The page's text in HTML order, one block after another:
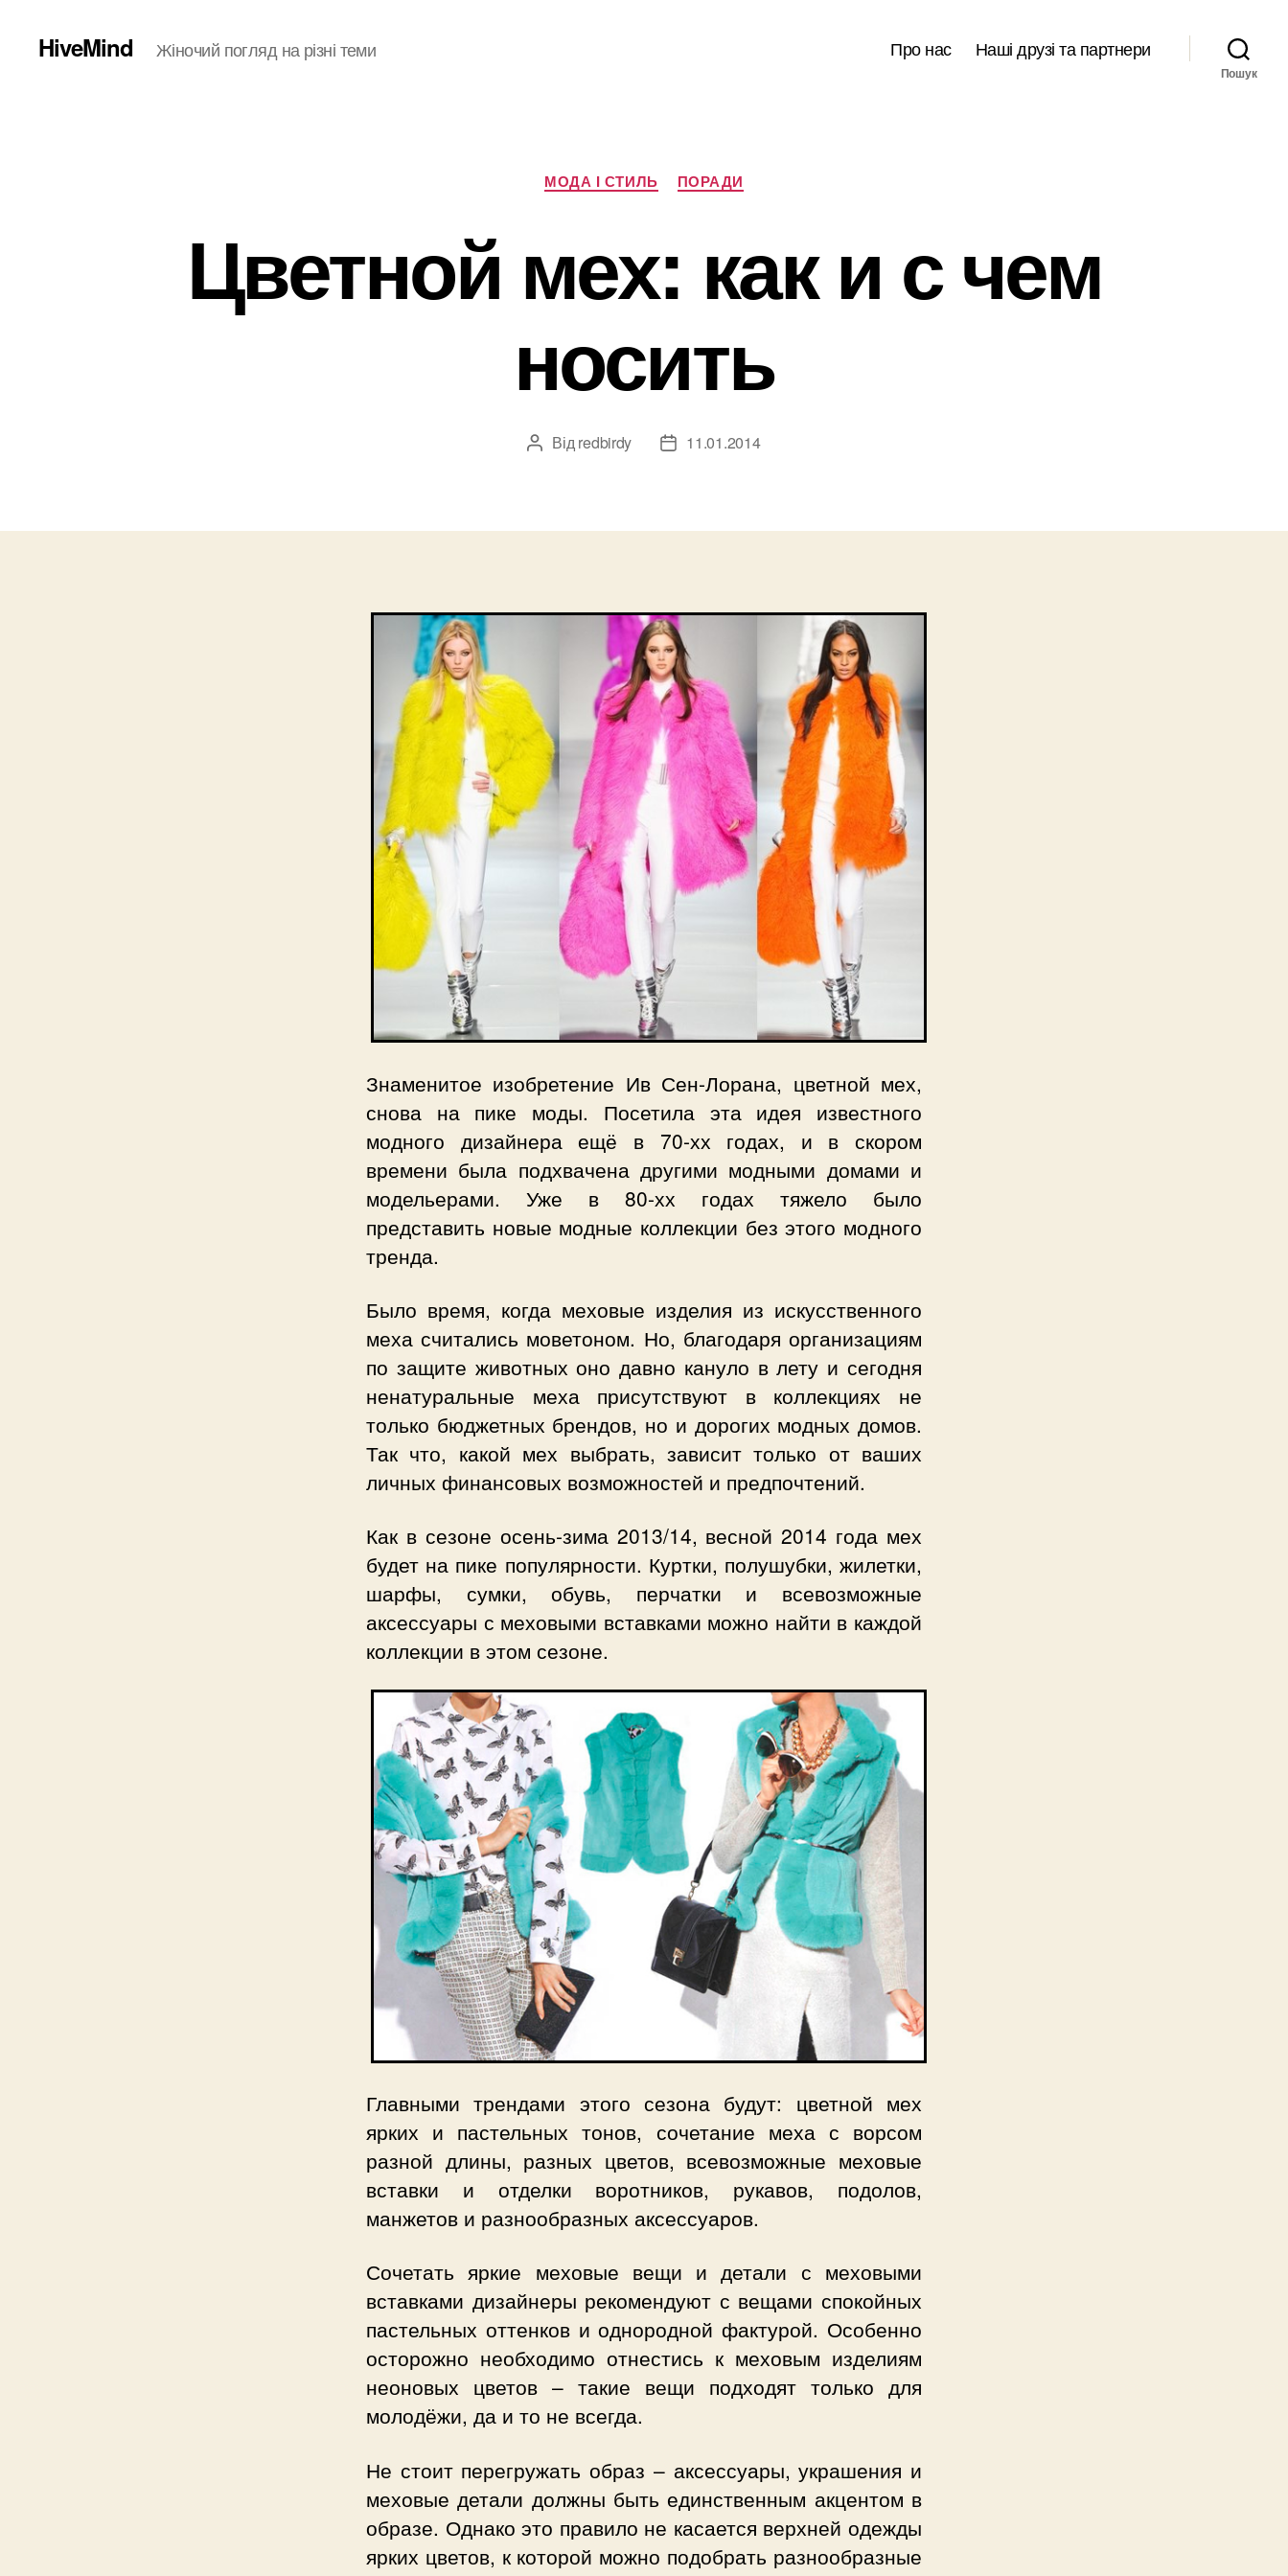
HiveMind Жіночий погляд на різні теми Про нас Наші друзі та партнери
Пошук
Категорії
МОДА І СТИЛЬ ПОРАДИ
Цветной мех: как и с чем
носить
Автор
Від redbirdy
Дата11.01.2014
Знаменитое изобретение Ив Сен-Лорана, цветной мех,
снова на пике моды. Посетила эта идея известного
модного дизайнера ещё в 70-хх годах, и в скором
времени была подхвачена другими модными домами и
модельерами. Уже в 80-хх годах тяжело было
представить новые модные коллекции без этого модного
тренда.
Было время, когда меховые изделия из искусственного
меха считались моветоном. Но, благодаря организациям
по защите животных оно давно кануло в лету и сегодня
ненатуральные меха присутствуют в коллекциях не
только бюджетных брендов, но и дорогих модных домов.
Так что, какой мех выбрать, зависит только от ваших
личных финансовых возможностей и предпочтений.
Как в сезоне осень-зима 2013/14, весной 2014 года мех
будет на пике популярности. Куртки, полушубки, жилетки,
шарфы, сумки, обувь, перчатки и всевозможные
аксессуары с меховыми вставками можно найти в каждой
коллекции в этом сезоне.
Главными трендами этого сезона будут: цветной мех
ярких и пастельных тонов, сочетание меха с ворсом
разной длины, разных цветов, всевозможные меховые
вставки и отделки воротников, рукавов, подолов,
манжетов и разнообразных аксессуаров.
Сочетать яркие меховые вещи и детали с меховыми
вставками дизайнеры рекомендуют с вещами спокойных
пастельных оттенков и однородной фактурой. Особенно
осторожно необходимо отнестись к меховым изделиям
неоновых цветов – такие вещи подходят только для
молодёжи, да и то не всегда.
Не стоит перегружать образ – аксессуары, украшения и
меховые детали должны быть единственным акцентом в
образе. Однако это правило не касается верхней одежды
ярких цветов, к которой можно подобрать разнообразные